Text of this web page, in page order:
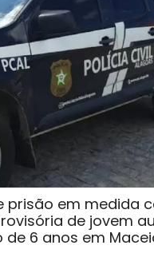
prisão em medida
de jovem
6 anos em